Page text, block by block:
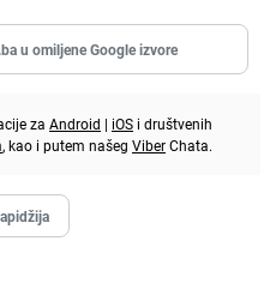
u omiljene Google izvore
za Android | iOS i društvenih
, kao i putem našeg ViberChata.